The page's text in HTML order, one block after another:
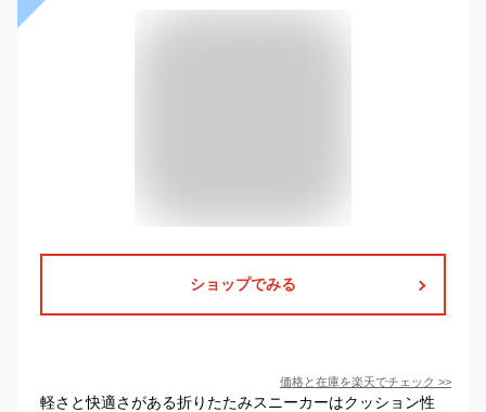
ショップでみる
価格と在庫を楽天でチェック >>
軽さと快適さがある折りたたみスニーカーはクッション性